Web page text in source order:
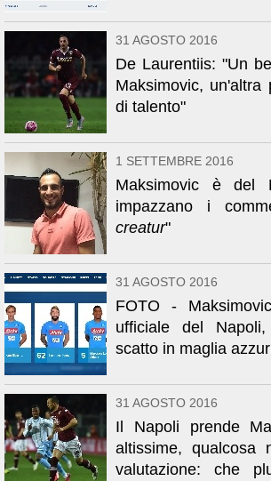
31 AGOSTO 2016
De Laurentiis: "Un
Maksimovic, un'altra
di talento"
1 SETTEMBRE 2016
Maksimovic è del
impazzano i
creatur"
31 AGOSTO 2016
FOTO -
ufficiale del
scatto in maglia
31 AGOSTO 2016
Il Napoli prende
altissime, qualcosa
valutazione: che